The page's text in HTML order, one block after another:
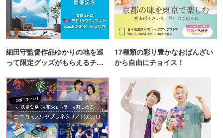
細田守監督作品ゆかりの地を巡
って限定グッズがもらえるチャ
17種類の彩り豊かなおばんざい
から自由にチョイス！